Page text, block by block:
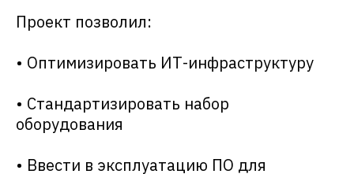
Проект позволил:
• Оптимизировать ИТ-инфраструктуру
• Стандартизировать набор
оборудования
• Ввести в эксплуатацию ПО для